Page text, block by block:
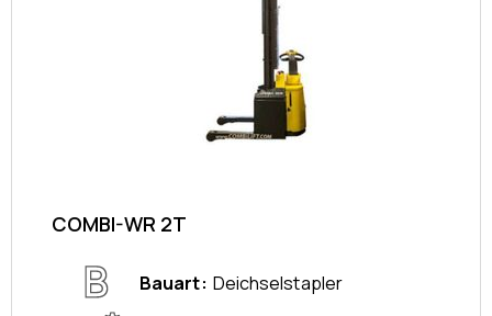
COMBI-WR 2T
Bauart Deichselstapler